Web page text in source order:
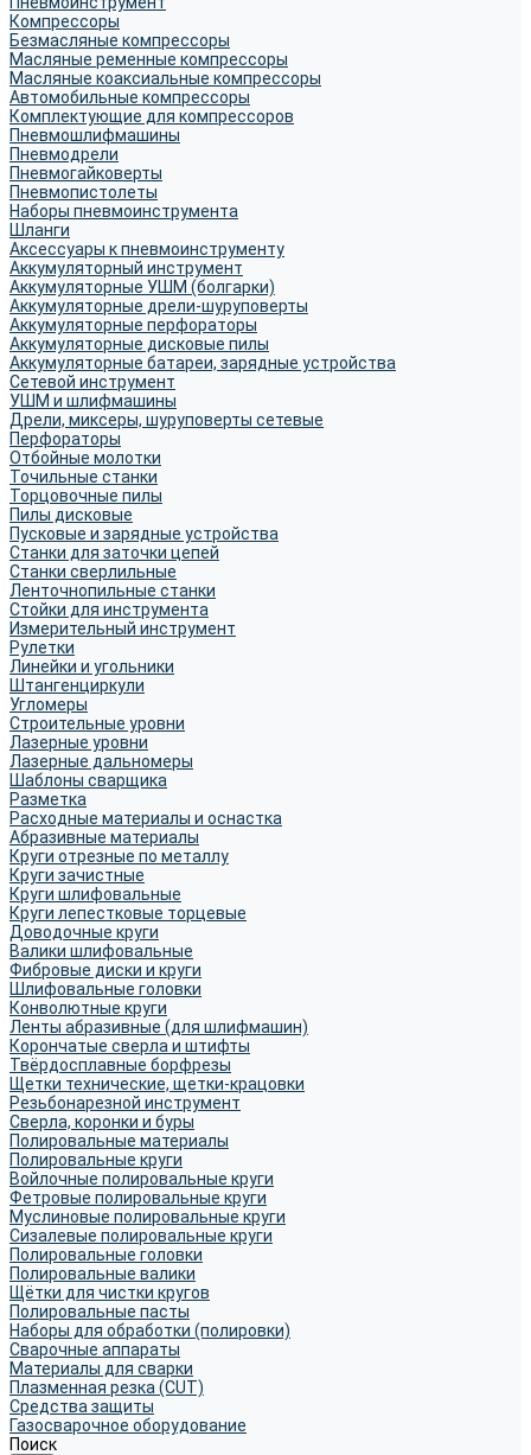
Компрессоры
Безмасляные компрессоры
Масляные ременные компрессоры
Масляные коаксиальные компрессоры
Автомобильные компрессоры
Комплектующие для компрессоров
Пневмошлифмашины
Пневмодрели
Пневмогайковерты
Пневмопистолеты
Наборы пневмоинструмента
Шланги
Аксессуары к пневмоинструменту
Аккумуляторный инструмент
Аккумуляторные УШМ (болгарки)
Аккумуляторные дрели-шуруповерты
Аккумуляторные перфораторы
Аккумуляторные дисковые пилы
Аккумуляторные батареи, зарядные устройства
Сетевой инструмент
УШМ и шлифмашины
Дрели, миксеры, шуруповерты сетевые
Перфораторы
Отбойные молотки
Точильные станки
Торцовочные пилы
Пилы дисковые
Пусковые и зарядные устройства
Станки для заточки цепей
Станки сверлильные
Ленточнопильные станки
Стойки для инструмента
Измерительный инструмент
Рулетки
Линейки и угольники
Штангенциркули
Угломеры
Строительные уровни
Лазерные уровни
Лазерные дальномеры
Шаблоны сварщика
Разметка
Расходные материалы и оснастка
Абразивные материалы
Круги отрезные по металлу
Круги зачистные
Круги шлифовальные
Круги лепестковые торцевые
Доводочные круги
Валики шлифовальные
Фибровые диски и круги
Шлифовальные головки
Конволютные круги
Ленты абразивные (для шлифмашин)
Корончатые сверла и штифты
Твёрдосплавные борфрезы
Щетки технические, щетки-крацовки
Резьбонарезной инструмент
Сверла, коронки и буры
Полировальные материалы
Полировальные круги
Войлочные полировальные круги
Фетровые полировальные круги
Муслиновые полировальные круги
Cизалевые полировальные круги
Полировальные головки
Полировальные валики
Щётки для чистки кругов
Полировальные пасты
Наборы для обработки (полировки)
Сварочные аппараты
Материалы для сварки
Плазменная резка (CUT)
Средства защиты
Газосварочное оборудование
Поиск